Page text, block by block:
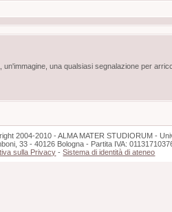
un'immagine, una qualsiasi segnalazione per
2004-2010 - ALMA MATER STUDIORUM -
33 - 40126 Bologna - Partita IVA:
sulla Privacy -Sistema di identità di ateneo